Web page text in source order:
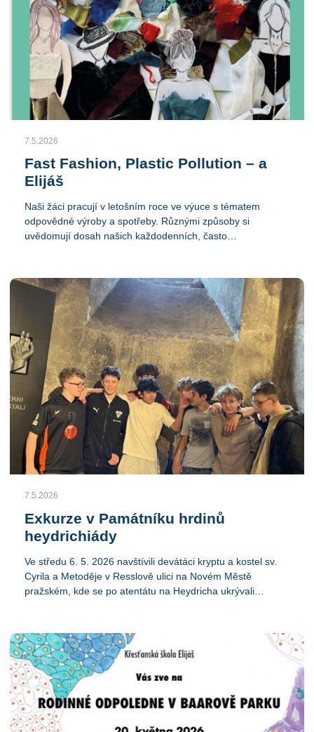
7.5.2026
Fast Fashion, Plastic Pollution – a
Elijáš
Naši žáci pracují v letošním roce ve výuce s tématem
odpovědné výroby a spotřeby. Různými způsoby si
uvědomují dosah našich každodenních, často
7.5.2026
Exkurze v Památníku hrdinů
heydrichiády
Ve středu 6. 5. 2026 navštívili devátáci kryptu a kostel sv.
Cyrila a Metoděje v Resslově ulici na Novém Městě
pražském, kde se po atentátu na Heydricha ukrývali
napsání reportáže.